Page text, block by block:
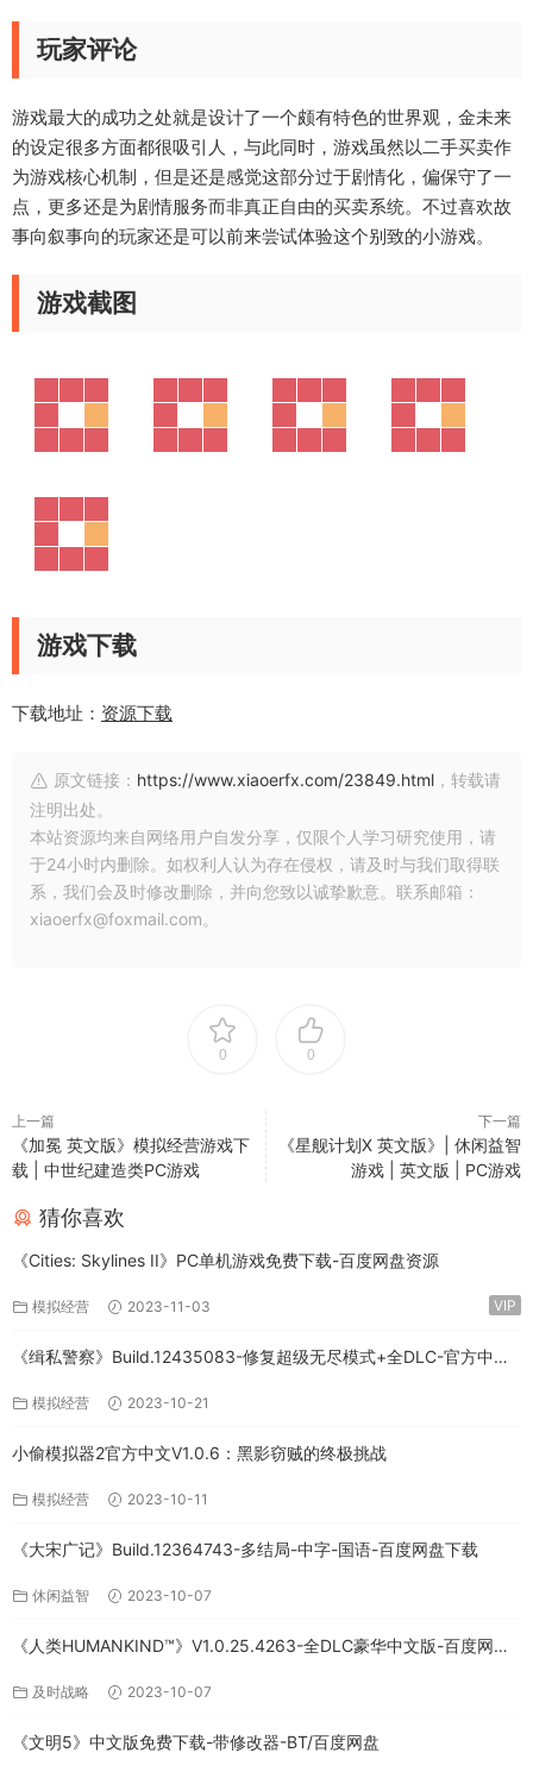
玩家评论
游戏最大的成功之处就是设计了一个颇有特色的世界观，金未来
的设定很多方面都很吸引人，与此同时，游戏虽然以二手买卖作
为游戏核心机制，但是还是感觉这部分过于剧情化，偏保守了一
点，更多还是为剧情服务而非真正自由的买卖系统。不过喜欢故
事向叙事向的玩家还是可以前来尝试体验这个别致的小游戏。
游戏截图
游戏下载
下载地址： 资源下载
原文链接： https://www.xiaoerfx.com/23849.html ，转载请
注明出处。
本站资源均来自网络用户自发分享，仅限个人学习研究使用，请
于24小时内删除。如权利人认为存在侵权，请及时与我们取得联
系，我们会及时修改删除，并向您致以诚挚歉意。联系邮箱：
xiaoerfx@foxmail.com。
0 0
上一篇
《加冕 英文版》模拟经营游戏下
载 | 中世纪建造类PC游戏
下一篇
《星舰计划X 英文版》| 休闲益智
游戏 | 英文版 | PC游戏
猜你喜欢
《Cities: Skylines II》PC单机游戏免费下载-百度网盘资源
模拟经营 2023-11-03 VIP
《缉私警察》Build.12435083-修复超级无尽模式+全DLC-官方中文-
模拟经营 2023-10-21
小偷模拟器2官方中文V1.0.6：黑影窃贼的终极挑战
模拟经营 2023-10-11
《大宋广记》Build.12364743-多结局-中字-国语-百度网盘下载
休闲益智 2023-10-07
《人类HUMANKIND™》V1.0.25.4263-全DLC豪华中文版-百度网盘
及时战略 2023-10-07
《文明5》中文版免费下载-带修改器-BT/百度网盘